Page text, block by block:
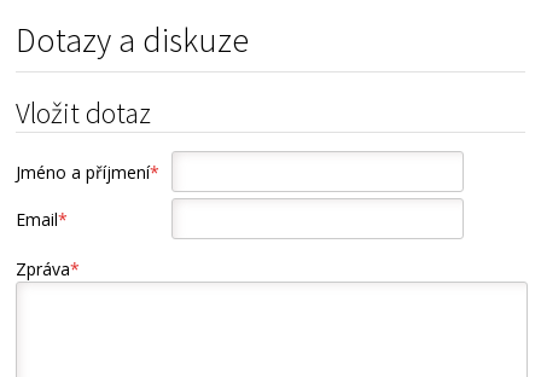
Dotazy a diskuze
Vložit dotaz
Jméno a příjmení*
Email*
Zpráva*